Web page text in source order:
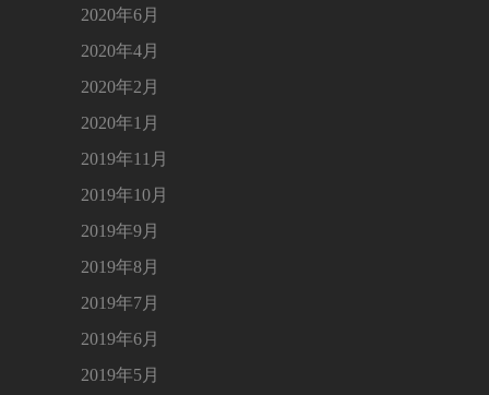
2020年6月
2020年4月
2020年2月
2020年1月
2019年11月
2019年10月
2019年9月
2019年8月
2019年7月
2019年6月
2019年5月